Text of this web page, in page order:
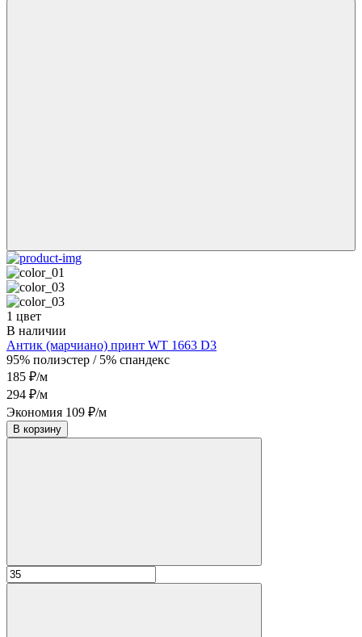
1 цвет
В наличии
Антик (марчиано) принт WT 1663 D3
95% полиэстер / 5% спандекс
185 ₽/м
294 ₽/м
Экономия 109 ₽/м
В корзину